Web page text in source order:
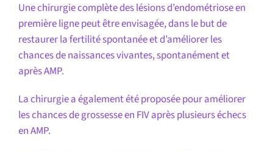
Une chirurgie complète des lésions d’endométriose en
première ligne peut être envisagée, dans le but de
restaurer la fertilité spontanée et d’améliorer les
chances de naissances vivantes, spontanément et
après AMP.
La chirurgie a également été proposée pour améliorer
les chances de grossesse en FIV après plusieurs échecs
en AMP.